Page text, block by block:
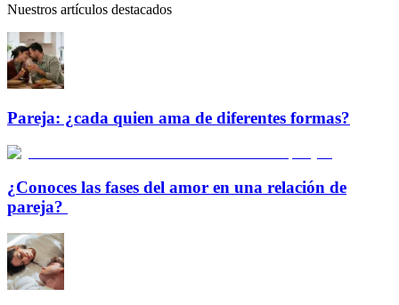
Nuestros artículos destacados
Pareja: ¿cada quien ama de diferentes formas?
¿Conoces las fases del amor en una relación de
pareja?